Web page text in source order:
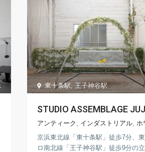
東十条駅 王子神谷駅
STUDIO ASSEMBLAGE
アンティーク インダストリアル, ホ
京浜東北線「東十条駅」徒歩7分、
ロ南北線「王子神谷駅」徒歩9分の